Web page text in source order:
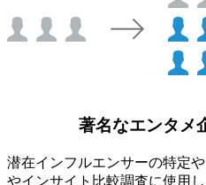
著名なエンタメ
潜在インフルエンサーの特定
やインサイト比較調査に使用